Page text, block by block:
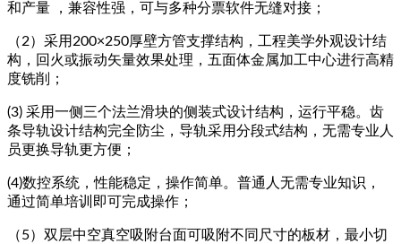
和产量 ，兼容性强，可与多种分票软件无缝对接；
（2）采用200×250厚壁方管支撑结构，工程美学外观设计结
构，回火或振动矢量效果处理，五面体金属加工中心进行高精
度铣削；
(3) 采用一侧三个法兰滑块的侧装式设计结构，运行平稳。齿
条导轨设计结构完全防尘，导轨采用分段式结构，无需专业人
员更换导轨更方便；
(4)数控系统，性能稳定，操作简单。普通人无需专业知识，
通过简单培训即可完成操作；
（5）双层中空真空吸附台面可吸附不同尺寸的板材，最小切